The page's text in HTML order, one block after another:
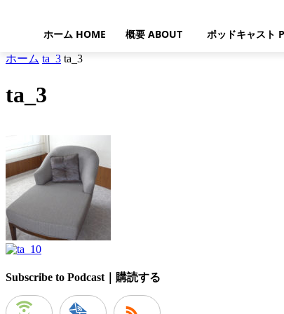
ホーム HOME 概要 ABOUT ポッドキャスト
ホーム ta_3 ta_3
ta_3
Subscribe to Podcast｜購読する